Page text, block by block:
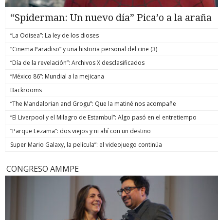
“Spiderman: Un nuevo día” Pica’o a la araña
“La Odisea”: La ley de los dioses
“Cinema Paradiso” y una historia personal del cine (3)
“Día de la revelación”: Archivos X desclasificados
“México 86”: Mundial a la mejicana
Backrooms
“The Mandalorian and Grogu”: Que la matiné nos acompañe
“El Liverpool y el Milagro de Estambul”: Algo pasó en el entretiempo
“Parque Lezama”: dos viejos y ni ahí con un destino
Super Mario Galaxy, la película”: el videojuego continúa
CONGRESO AMMPE